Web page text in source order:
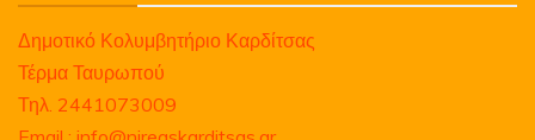
Δημοτικό Κολυμβητήριο Καρδίτσας
Τέρμα Ταυρωπού
Τηλ. 2441073009